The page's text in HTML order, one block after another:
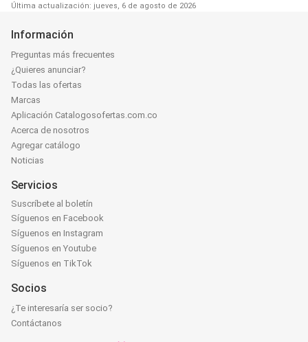
Última actualización: jueves, 6 de agosto de 2026
Información
Preguntas más frecuentes
¿Quieres anunciar?
Todas las ofertas
Marcas
Aplicación Catalogosofertas.com.co
Acerca de nosotros
Agregar catálogo
Noticias
Servicios
Suscríbete al boletín
Síguenos en Facebook
Síguenos en Instagram
Síguenos en Youtube
Síguenos en TikTok
Socios
¿Te interesaría ser socio?
Contáctanos